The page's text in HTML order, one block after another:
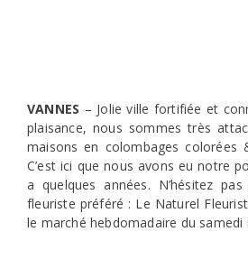
VANNES – Jolie ville fortifiée et
plaisance, nous sommes très
maisons en colombages colorées
C’est ici que nous avons eu notre
a quelques années. N’hésitez
fleuriste préféré : Le Naturel
le marché hebdomadaire du samedi